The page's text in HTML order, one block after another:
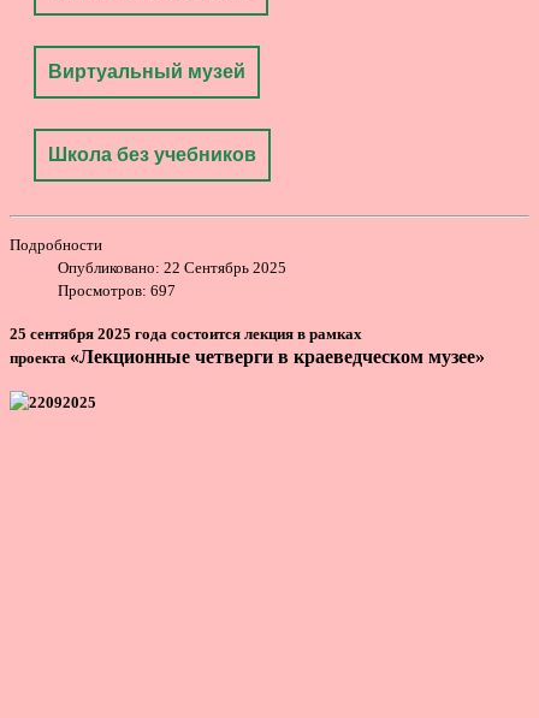
Виртуальный музей
Школа без учебников
Подробности
Опубликовано: 22 Сентябрь 2025
Просмотров: 697
25 сентября 2025 года состоится лекция в рамках
проекта «Лекционные четверги в краеведческом музее»